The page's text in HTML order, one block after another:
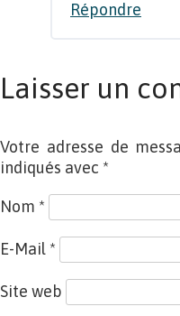
Répondre
Laisser un
Votre adresse de
indiqués avec *
Nom *
E-Mail *
Site web